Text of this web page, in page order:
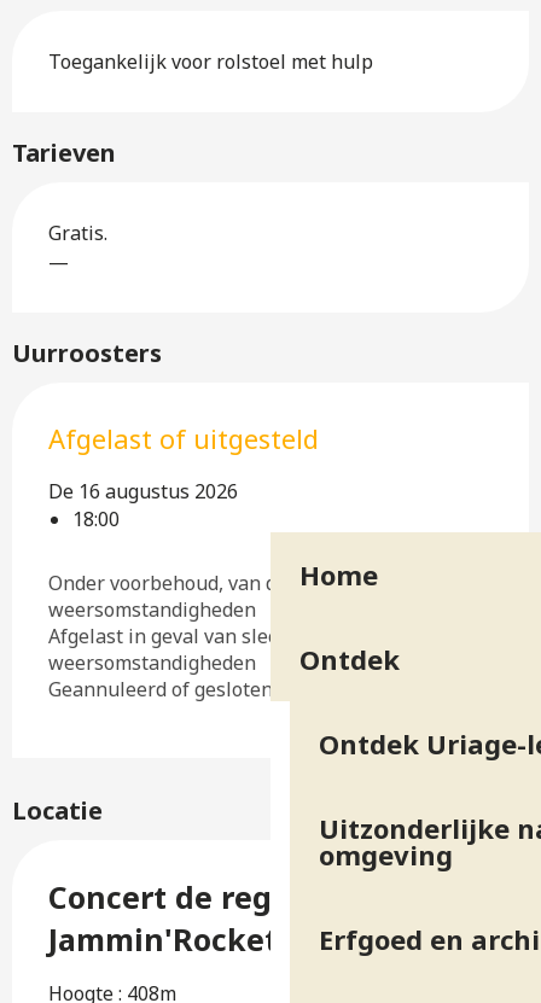
Home
Ontdek
Ontdek Uriage-
Uitzonderlijke
omgeving
Erfgoed en
Toegankelijk voor rolstoel met hulp
Tarieven
Gratis.
—
Uurroosters
Afgelast of uitgesteld
De 16 augustus 2026
18:00
Onder voorbehoud, van de
weersomstandigheden
Afgelast in geval van slechte
weersomstandigheden
Geannuleerd of gesloten
Locatie
Concert de reggae
Jammin'Rockets
Hoogte : 408m